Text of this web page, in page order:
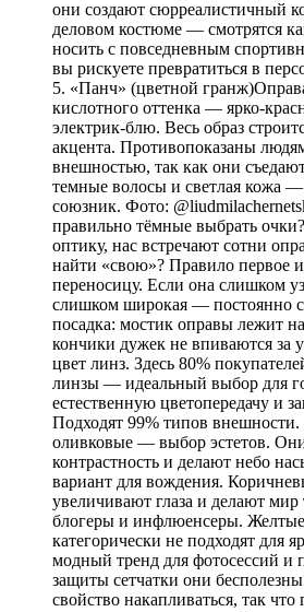
они создают сюрреалистичный
деловом костюме — смотрятся
носить с повседневным
вы рискуете превратиться в
5. «Панч» (цветной
кислотного оттенка — ярко-
электрик-блю. Весь образ
акцента. Противопоказаны
внешностью, так как они
темные волосы и светлая кожа
союзник. Фото:
правильно тёмные выбрать
оптику, нас встречают сотни
найти «свою»? Правило первое
переносицу. Если она слишком
слишком широкая — постоянно
посадка: мостик оправы лежит
кончики дужек не впиваются за
цвет линз. Здесь 80%
линзы — идеальный выбор для
естественную цветопередачу и
Подходят 99% типов
оливковые — выбор эстетов.
контрастность и делают небо
вариант для вождения.
увеличивают глаза и делают
блогеры и инфлюенсеры.
категорически не подходят для
модный тренд для фотосессий и
защиты сетчатки они
свойство накапливаться, так что